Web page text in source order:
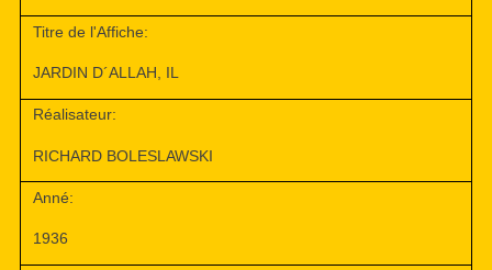
Titre de l'Affiche:
JARDIN D´ALLAH, IL
Réalisateur:
RICHARD BOLESLAWSKI
Anné:
1936